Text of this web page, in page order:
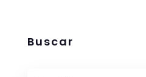
Buscar